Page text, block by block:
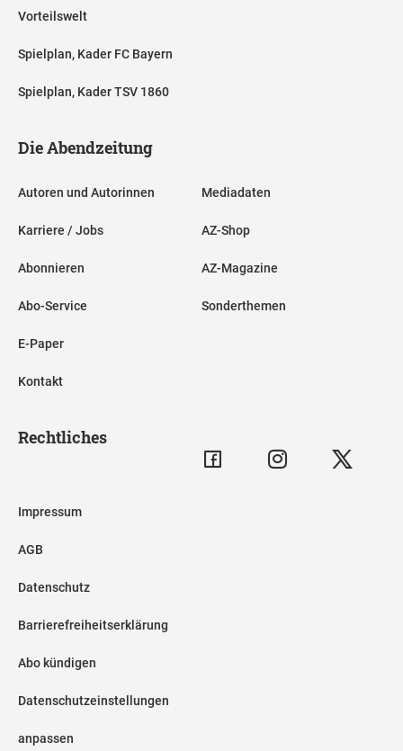
Vorteilswelt
Spielplan, Kader FC Bayern
Spielplan, Kader TSV 1860
Die Abendzeitung
Autoren und Autorinnen
Karriere / Jobs
Abonnieren
Abo-Service
E-Paper
Kontakt
Mediadaten
AZ-Shop
AZ-Magazine
Sonderthemen
Rechtliches
Impressum
AGB
Datenschutz
Barrierefreiheitserklärung
Abo kündigen
Datenschutzeinstellungen
anpassen